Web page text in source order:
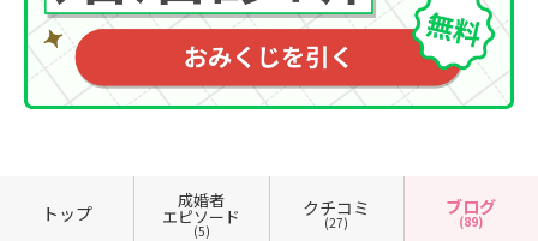
トップ
成婚者
エピソード
(5)
クチコミ
(27)
ブログ
(89)